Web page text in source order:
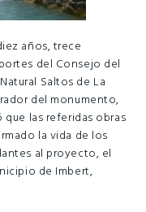
años, trece
del Consejo del
Saltos de La
del monumento,
que las referidas obras
la vida de los
al proyecto, el
de Imbert,